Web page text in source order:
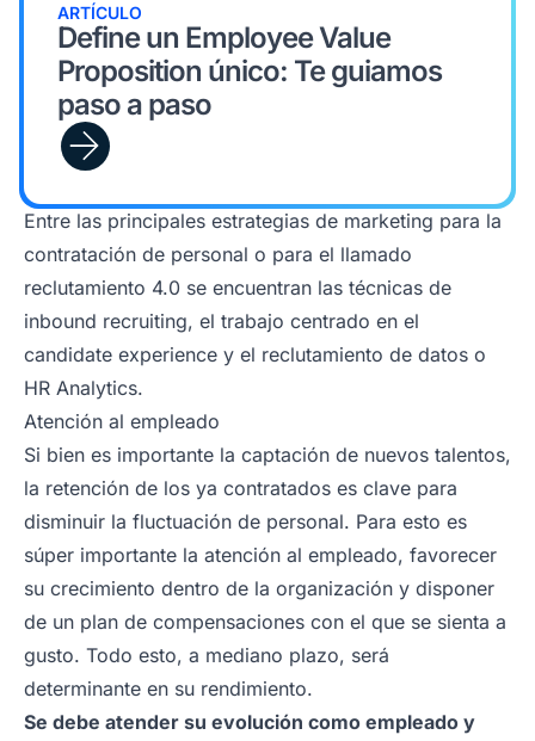
ARTÍCULO
Define un Employee Value
Proposition único: Te guiamos
paso a paso
Entre las principales estrategias de marketing para la
contratación de personal o para el llamado
reclutamiento 4.0 se encuentran las técnicas de
inbound recruiting, el trabajo centrado en el
candidate experience y el reclutamiento de datos o
HR Analytics.
Atención al empleado
Si bien es importante la captación de nuevos talentos,
la retención de los ya contratados es clave para
disminuir la fluctuación de personal. Para esto es
súper importante la atención al empleado, favorecer
su crecimiento dentro de la organización y disponer
de un plan de compensaciones con el que se sienta a
gusto. Todo esto, a mediano plazo, será
determinante en su rendimiento.
Se debe atender su evolución como empleado y